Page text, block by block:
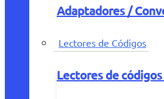
Adaptadores /
Lectores de Códigos
Lectores de